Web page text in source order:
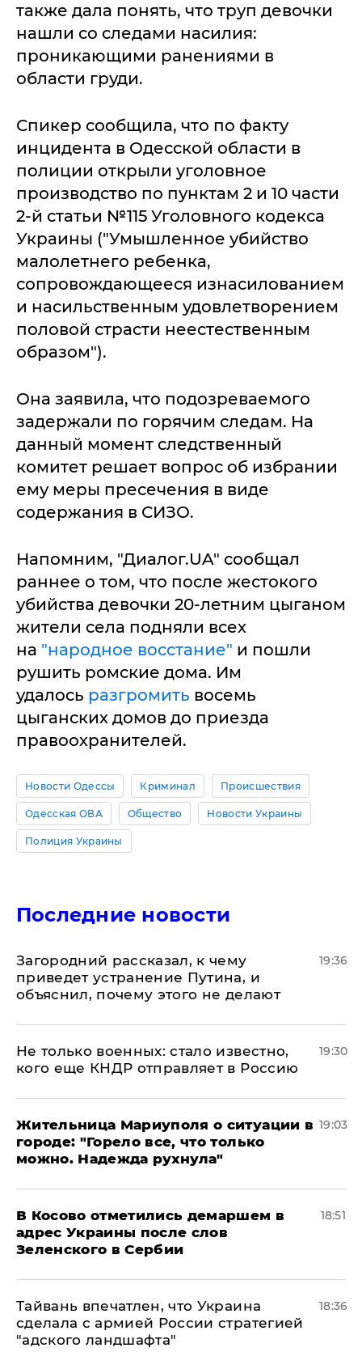
также дала понять, что труп девочки
нашли со следами насилия:
проникающими ранениями в
области груди.
Спикер сообщила, что по факту
инцидента в Одесской области в
полиции открыли уголовное
производство по пунктам 2 и 10 части
2-й статьи №115 Уголовного кодекса
Украины ("Умышленное убийство
малолетнего ребенка,
сопровождающееся изнасилованием
и насильственным удовлетворением
половой страсти неестественным
образом").
Она заявила, что подозреваемого
задержали по горячим следам. На
данный момент следственный
комитет решает вопрос об избрании
ему меры пресечения в виде
содержания в СИЗО.
Напомним, "Диалог.UA" сообщал
раннее о том, что после жестокого
убийства девочки 20-летним цыганом
жители села подняли всех
на "народное восстание" и пошли
рушить ромские дома. Им
удалось разгромить восемь
цыганских домов до приезда
правоохранителей.
Новости Одессы Криминал Происшествия
Одесская ОВА Общество Новости Украины
Полиция Украины
Последние новости
Загородний рассказал, к чему
приведет устранение Путина, и
объяснил, почему этого не делают
19:36
Не только военных: стало известно,
кого еще КНДР отправляет в Россию
19:30
Жительница Мариуполя о ситуации в
городе: "Горело все, что только
можно. Надежда рухнула"
19:03
В Косово отметились демаршем в
адрес Украины после слов
Зеленского в Сербии
18:51
Тайвань впечатлен, что Украина
сделала с армией России стратегией
"адского ландшафта"
18:36